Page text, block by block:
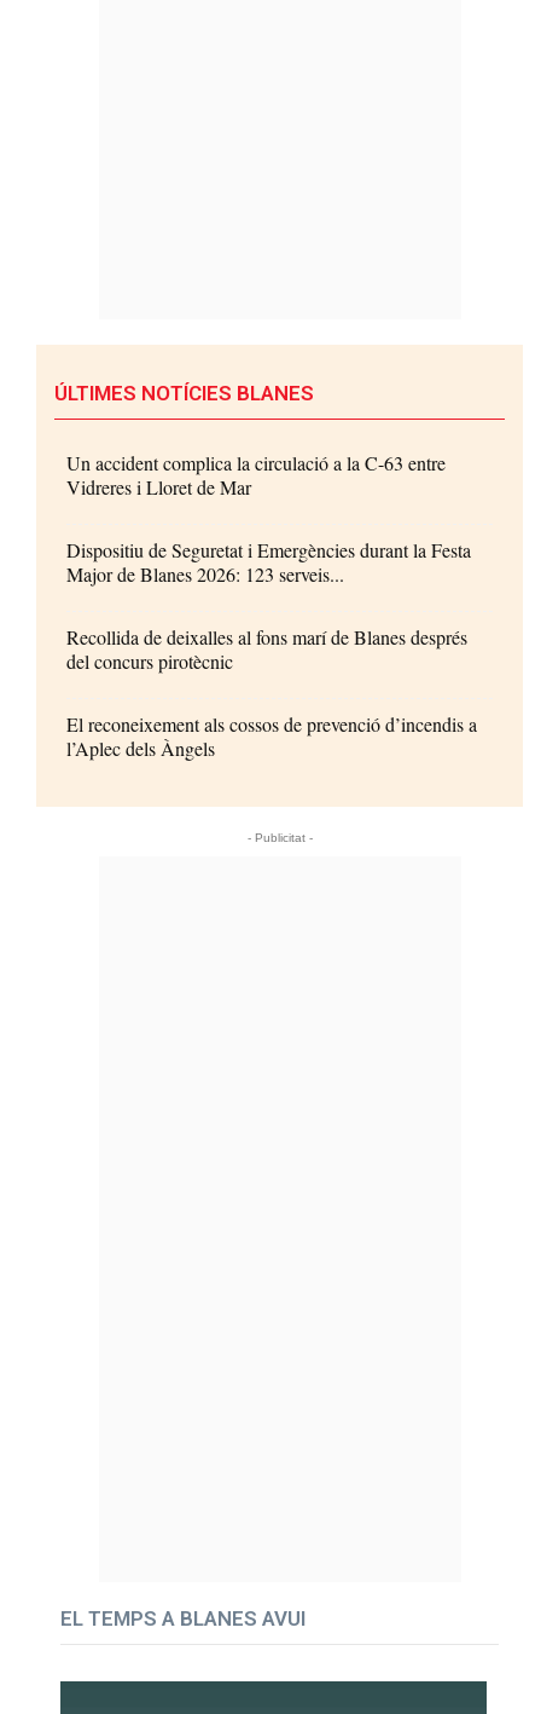
ÚLTIMES NOTÍCIES BLANES
Un accident complica la circulació a la C-63 entre
Vidreres i Lloret de Mar
Dispositiu de Seguretat i Emergències durant la Festa
Major de Blanes 2026: 123 serveis...
Recollida de deixalles al fons marí de Blanes després
del concurs pirotècnic
El reconeixement als cossos de prevenció d’incendis a
l’Aplec dels Àngels
- Publicitat -
EL TEMPS A BLANES AVUI